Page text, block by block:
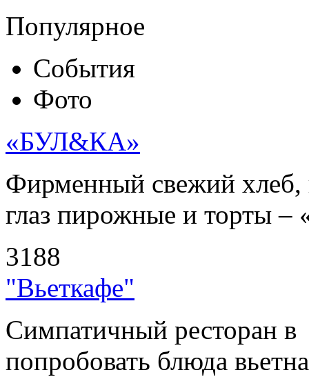
Популярное
События
Фото
«БУЛ&КА»
Фирменный свежий хлеб,
глаз пирожные и торты
3188
"Вьеткафе"
Симпатичный ресторан
попробовать блюда